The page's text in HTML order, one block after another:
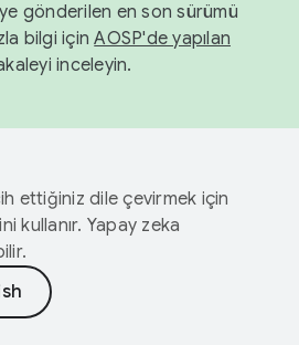
gönderilen en son sürümü
bilgi içinAOSP'de yapılan
inceleyin.
ettiğiniz dile çevirmek için
kullanır. Yapay zeka